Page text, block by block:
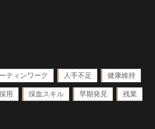
ティンワーク 人手不足 健康維持
用 採血スキル 早期発見 残業